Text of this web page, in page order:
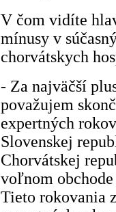
V čom vidíte
mínusy v
chorvátskych
- Za najväčší
považujem
expertných
Slovenskej
Chorvátskej
voľnom
Tieto rokovania